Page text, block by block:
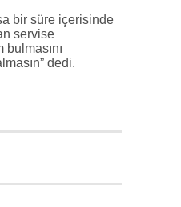
bir süre içerisinde
servise
dedi.